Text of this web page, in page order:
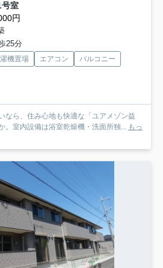
室
円
25分
機置場 エアコン
バルコニー
なら、住み心地も快適な「ユアメゾン益
室内設備は浴室乾燥機・洗面所独... もっ